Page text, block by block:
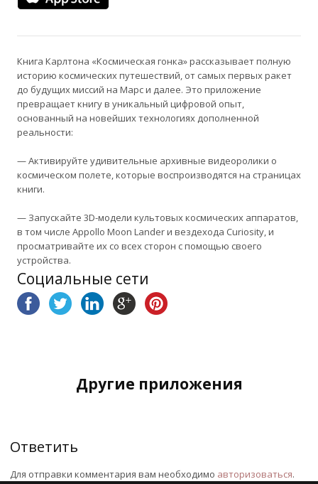
Книга Карлтона «Космическая гонка» рассказывает полную
историю космических путешествий, от самых первых ракет
до будущих миссий на Марс и далее. Это приложение
превращает книгу в уникальный цифровой опыт,
основанный на новейших технологиях дополненной
реальности:
— Активируйте удивительные архивные видеоролики о
космическом полете, которые воспроизводятся на страницах
книги.
— Запускайте 3D-модели культовых космических аппаратов,
в том числе Appollo Moon Lander и вездехода Curiosity, и
просматривайте их со всех сторон с помощью своего
устройства.
Социальные сети
Другие приложения
Ответить
Для отправки комментария вам необходимо авторизоваться.